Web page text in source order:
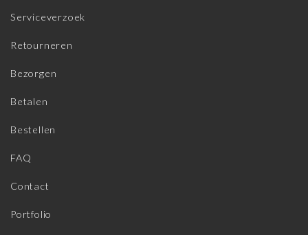
Serviceverzoek
Retourneren
Bezorgen
Betalen
Bestellen
FAQ
Contact
Portfolio